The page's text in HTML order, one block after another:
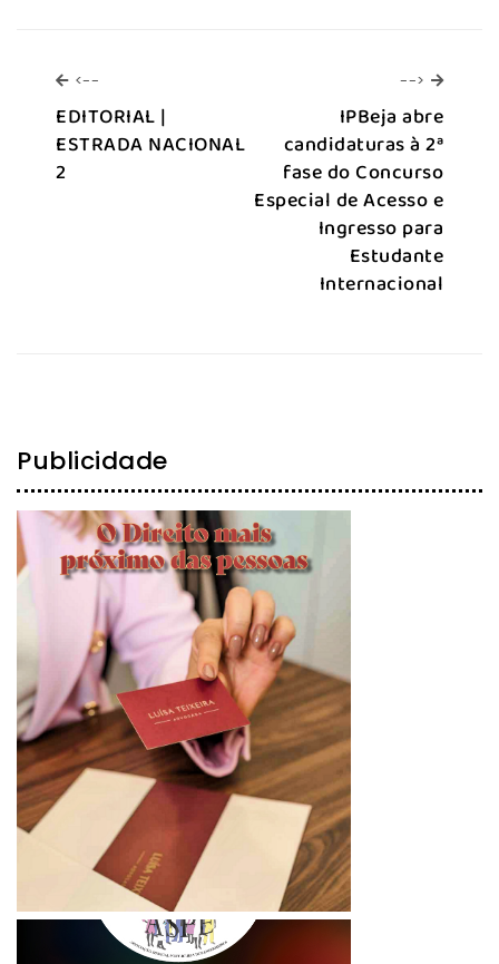
<--
EDITORIAL |
ESTRADA NACIONAL
2
--> -->
IPBeja abre
candidaturas à 2ª
fase do Concurso
Especial de Acesso e
Ingresso para
Estudante
Internacional
Publicidade